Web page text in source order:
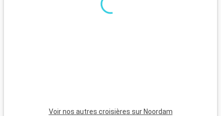
Voir nos autres croisières sur Noordam